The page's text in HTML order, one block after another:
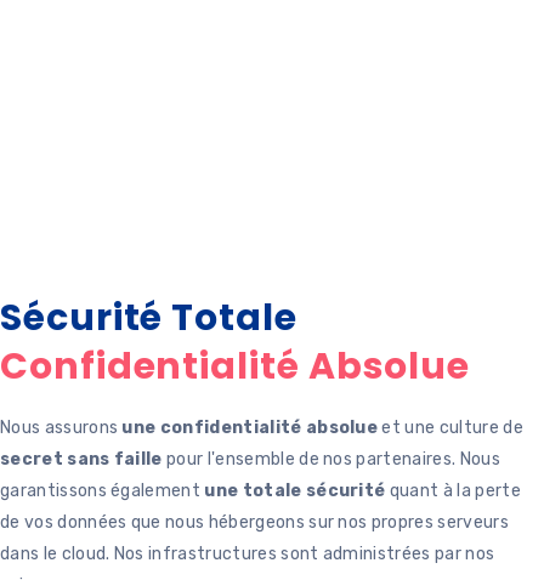
Sécurité Totale
Confidentialité Absolue
Nous assurons une confidentialité absolueet une culture de
secret sans faillepour l'ensemble de nos partenaires. Nous
garantissons également une totale sécurité quant à la perte
de vos données que nous hébergeons sur nos propres serveurs
dans le cloud. Nos infrastructures sont administrées par nos